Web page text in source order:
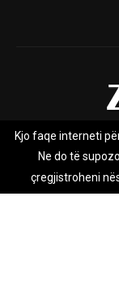
Rreth nesh
Zhurnal.mk është
Kjo faqe interneti
Ne do të
çregjistroheni